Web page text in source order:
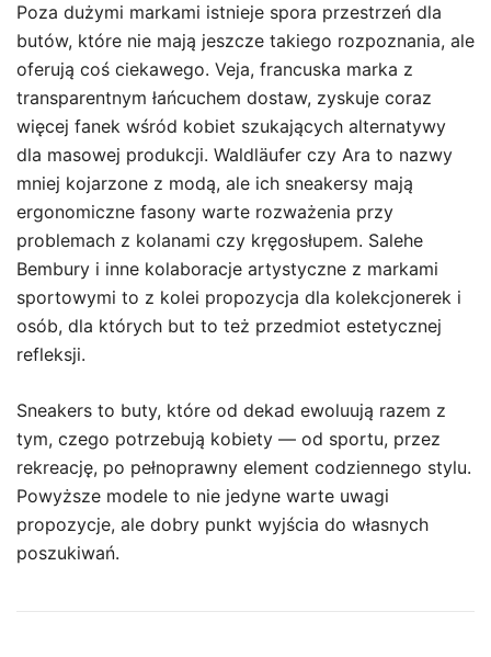
Poza dużymi markami istnieje spora przestrzeń dla
butów, które nie mają jeszcze takiego rozpoznania, ale
oferują coś ciekawego. Veja, francuska marka z
transparentnym łańcuchem dostaw, zyskuje coraz
więcej fanek wśród kobiet szukających alternatywy
dla masowej produkcji. Waldläufer czy Ara to nazwy
mniej kojarzone z modą, ale ich sneakersy mają
ergonomiczne fasony warte rozważenia przy
problemach z kolanami czy kręgosłupem. Salehe
Bembury i inne kolaboracje artystyczne z markami
sportowymi to z kolei propozycja dla kolekcjonerek i
osób, dla których but to też przedmiot estetycznej
refleksji.
Sneakers to buty, które od dekad ewoluują razem z
tym, czego potrzebują kobiety — od sportu, przez
rekreację, po pełnoprawny element codziennego stylu.
Powyższe modele to nie jedyne warte uwagi
propozycje, ale dobry punkt wyjścia do własnych
poszukiwań.